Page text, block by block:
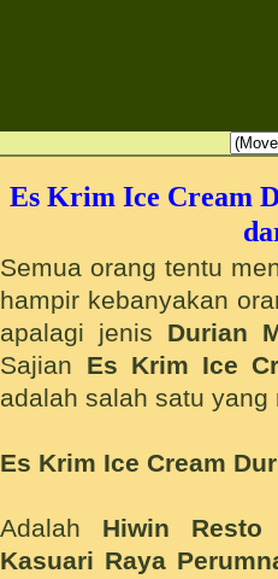
Es Krim Ice Cream
Semua orang tentu
hampir kebanyakan
apalagi jenis Durian
Sajian Es Krim Ice
adalah salah satu
Es Krim Ice Cream
Adalah Hiwin Resto
Kasuari Raya